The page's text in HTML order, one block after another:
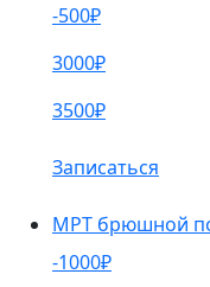
-500₽
3000₽
3500₽
Записаться
МРТ брюшной
-1000₽